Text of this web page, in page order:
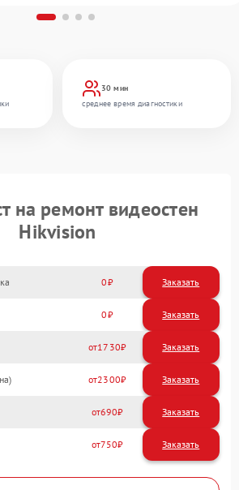
30 мин
среднее время диагностики
на ремонт видеостен
Hikvision
0 Заказать
0 Заказать
1730
2300
690
750